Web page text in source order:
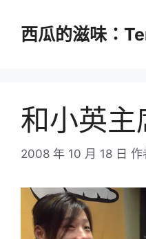
西瓜的滋味：
和小英主
2008 年 10 月 18 日 作